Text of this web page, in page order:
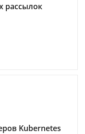
рассылок
Kubernetes